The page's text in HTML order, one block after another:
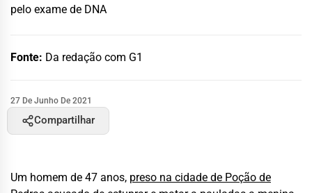
pelo exame de DNA
Fonte: Da redação com G1
27 De Junho De 2021
Compartilhar
Um homem de 47 anos, preso na cidade de Poção de